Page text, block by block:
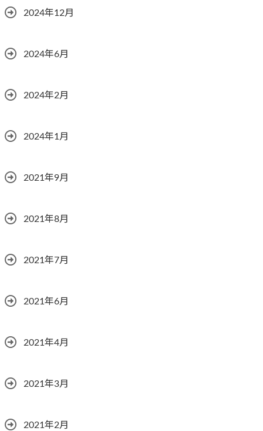
2024年12月
2024年6月
2024年2月
2024年1月
2021年9月
2021年8月
2021年7月
2021年6月
2021年4月
2021年3月
2021年2月